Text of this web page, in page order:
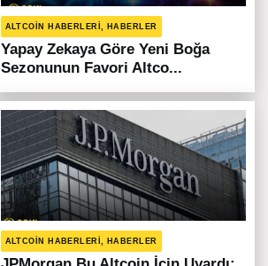
ALTCOIN HABERLERI, HABERLER
Yapay Zekaya Göre Yeni Boğa
Sezonunun Favori Altco...
ALTCOIN HABERLERI, HABERLER